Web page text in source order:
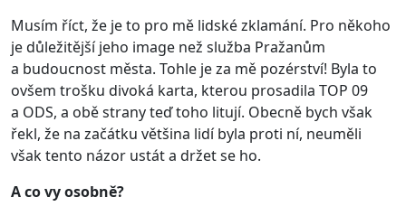
Musím říct, že je to pro mě lidské zklamání. Pro někoho
je důležitější jeho image než služba Pražanům
a budoucnost města. Tohle je za mě pozérství! Byla to
ovšem trošku divoká karta, kterou prosadila TOP 09
a ODS, a obě strany teď toho litují. Obecně bych však
řekl, že na začátku většina lidí byla proti ní, neuměli
však tento názor ustát a držet se ho.
A co vy osobně?